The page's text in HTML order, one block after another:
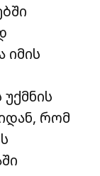
რომ